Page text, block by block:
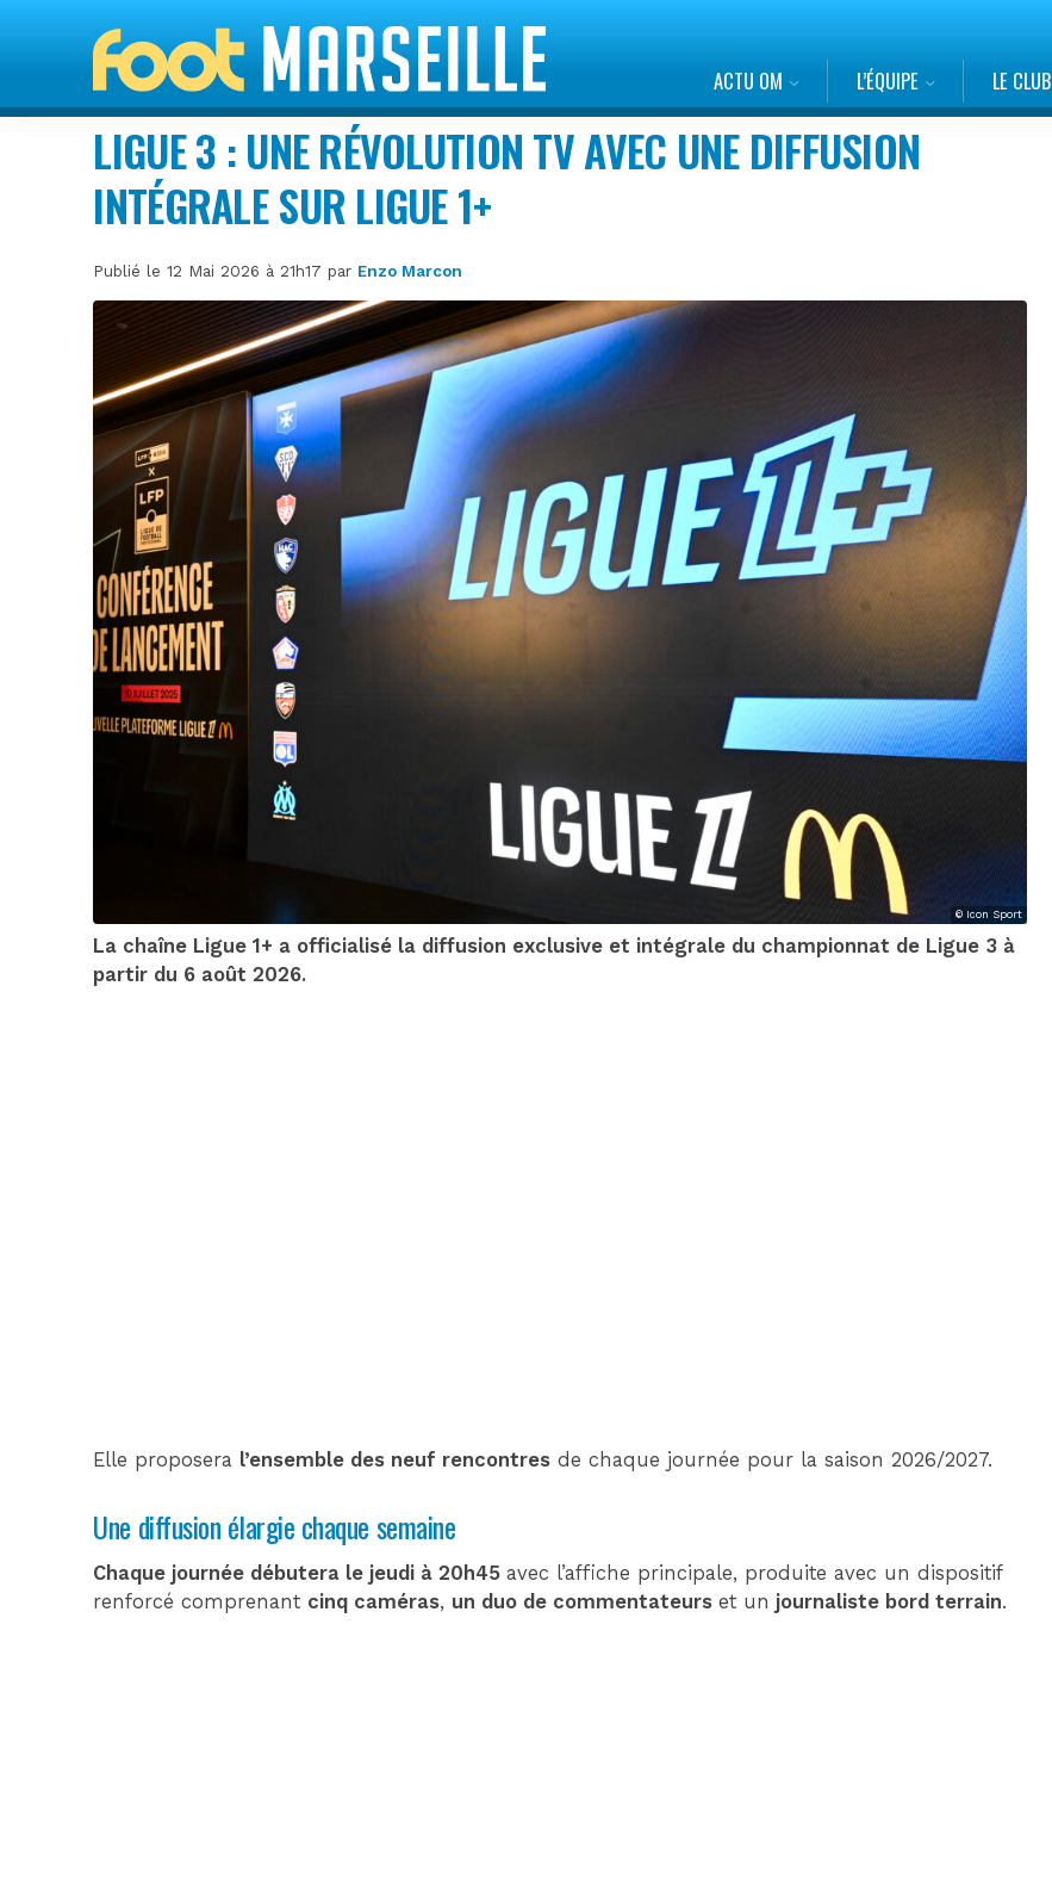
ACTU OM L’ÉQUIPE LE CLUB
LIGUE 3 : UNE RÉVOLUTION TV AVEC UNE DIFFUSION
INTÉGRALE SUR LIGUE 1+
Publié le 12 Mai 2026 à 21h17 par Enzo Marcon
© Icon Sport
La chaîne Ligue 1+ a officialisé la diffusion exclusive et intégrale du championnat de Ligue 3 à
partir du 6 août 2026.
Elle proposera l’ensemble des neuf rencontres de chaque journée pour la saison 2026/2027.
Une diffusion élargie chaque semaine
Chaque journée débutera le jeudi à 20h45avec l’affiche principale, produite avec un dispositif
renforcé comprenant cinq caméras, un duo de commentateurset un journaliste bord terrain.